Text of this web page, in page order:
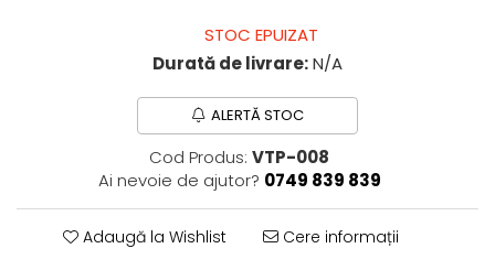
STOC EPUIZAT
Durată de livrare:N/A
ALERTĂ STOC
Cod Produs: VTP-008
Ai nevoie de ajutor? 0749 839 839
Adaugă la Wishlist Cere informații